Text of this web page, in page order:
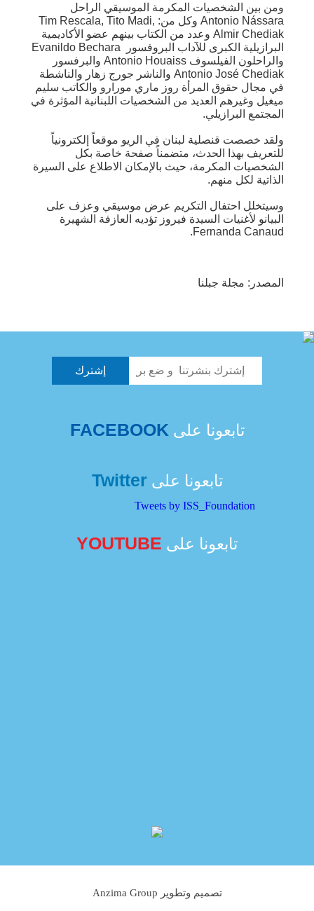
ومن بين الشخصيات المكرمة الموسيقي الراحل
Antonio Nássara وكل من: Tim Rescala, Tito Madi,
Almir Chediak وعدد من الكتاب بينهم عضو الأكاديمية
البرازيلية الكبرى للآداب البروفسور Evanildo Bechara
والراحلون الفيلسوف Antonio Houaiss والبرفسور
Antonio José Chediak والناشر جورج زهار والناشطة
في مجال حقوق المرأة روز ماري مورارو والكاتب سليم
ميغيل وغيرهم العديد من الشخصيات اللبنانية المؤثرة في
المجتمع البرازيلي.
ولقد خصصت قنصلية لبنان في الريو موقعاً إلكترونياً
للتعريف بهذا الحدث، متضمناً صفحة خاصة بكل
الشخصيات المكرمة، حيث بالإمكان الاطلاع على السيرة
الذاتية لكل منهم.
وسيتخلل احتفال التكريم عرض موسيقي وعزف على
البيانو لأغنيات السيدة فيروز تؤديه العازفة الشهيرة
Fernanda Canaud.
المصدر: مجلة جبلنا
تابعونا على FACEBOOK
تابعونا علىTwitter
Tweets by ISS_Foundation
تابعونا على YOUTUBE
تصميم وتطوير Anzima Group